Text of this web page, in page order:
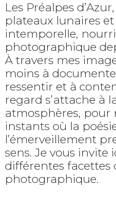
Les Préalpes
plateaux lunaires
intemporelle,
photographique
À travers mes
moins à
ressentir et à
regard s’attache à
atmosphères, pour
instants où la
l’émerveillement
sens. Je vous invite
différentes facettes
photographique.